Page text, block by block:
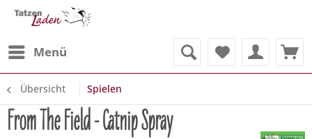
Menü
Übersicht Spielen
From The Field - Catnip Spray